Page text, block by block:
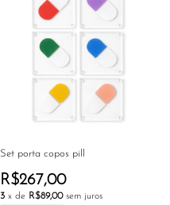
Set porta copos pill
R$267,00
3 x de R$89,00 sem juros